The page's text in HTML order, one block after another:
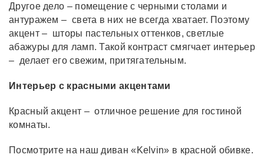
Другое дело – помещение с черными столами и
антуражем – света в них не всегда хватает. Поэтому
акцент – шторы пастельных оттенков, светлые
абажуры для ламп. Такой контраст смягчает интерьер
– делает его свежим, притягательным.
Интерьер с красными акцентами
Красный акцент – отличное решение для гостиной
комнаты.
Посмотрите на наш диван «Kelvin» в красной обивке.